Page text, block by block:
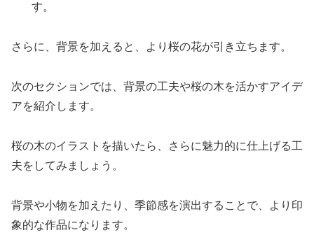
す。
さらに、背景を加えると、より桜の花が引き立ちます。
次のセクションでは、背景の工夫や桜の木を活かすアイデ
アを紹介します。
桜の木のイラストを描いたら、さらに魅力的に仕上げる工
夫をしてみましょう。
背景や小物を加えたり、季節感を演出することで、より印
象的な作品になります。